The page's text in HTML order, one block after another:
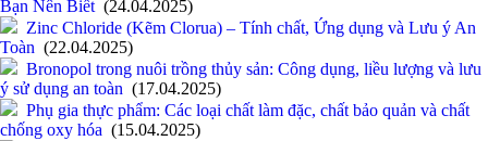
Bạn Nên Biết (24.04.2025)
Zinc Chloride (Kẽm Clorua) – Tính chất, Ứng dụng và Lưu ý An
Toàn (22.04.2025)
Bronopol trong nuôi trồng thủy sản: Công dụng, liều lượng và lưu
ý sử dụng an toàn (17.04.2025)
Phụ gia thực phẩm: Các loại chất làm đặc, chất bảo quản và chất
chống oxy hóa (15.04.2025)